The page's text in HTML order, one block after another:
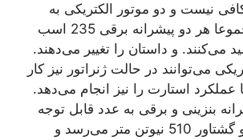
2.3 تن کافی نیست و دو موتور الکتریکی به
عنوان یک تیم مجموعا هر دو پیشرانه برقی 235 اسب
می‌کنند. و داستان را تغییر می‌دهند.
می‌توانند در حالت ژنراتور نیز کار
عملکرد استارت را نیز انجام می‌دهد.
بنزینی و برقی به عدد قابل توجه
326 اسب بخار و گشتاور 510 نیوتن متر می‌رسد و